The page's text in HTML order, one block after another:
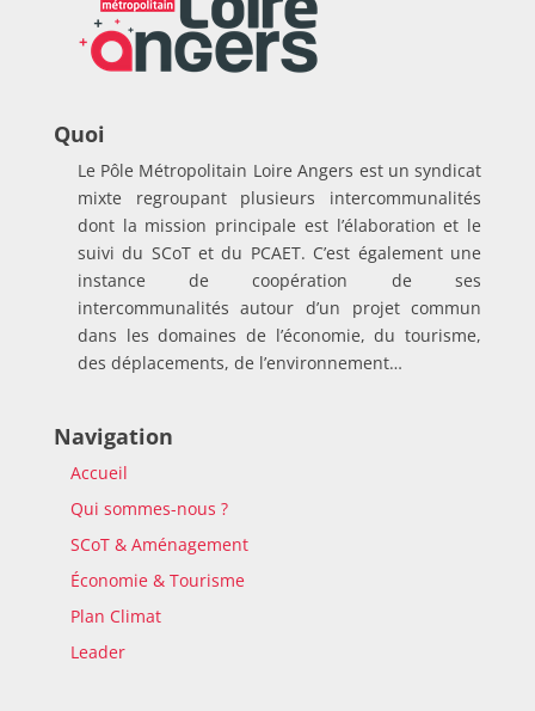
Quoi
Le Pôle Métropolitain Loire Angers est un syndicat
mixte regroupant plusieurs intercommunalités
dont la mission principale est l’élaboration et le
suivi du SCoT et du PCAET. C’est également une
instance de coopération de ses
intercommunalités autour d’un projet commun
dans les domaines de l’économie, du tourisme,
des déplacements, de l’environnement…
Navigation
Accueil
Qui sommes-nous ?
SCoT & Aménagement
Économie & Tourisme
Plan Climat
Leader